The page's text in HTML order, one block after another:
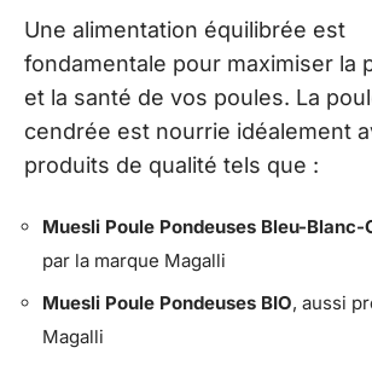
Une alimentation équilibrée est
fondamentale pour maximiser la
et la santé de vos poules. La
cendrée est nourrie idéalement
produits de qualité tels que :
Muesli Poule Pondeuses Bleu-
par la marque Magalli
Muesli Poule Pondeuses BIO, aussi
Magalli